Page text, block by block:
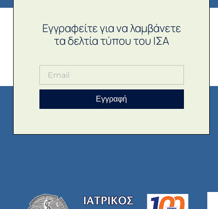
Εγγραφείτε για να λαμβάνετε
τα δελτία τύπου του ΙΣΑ
Εγγραφή